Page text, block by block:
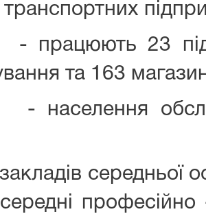
23
та 163
середньої